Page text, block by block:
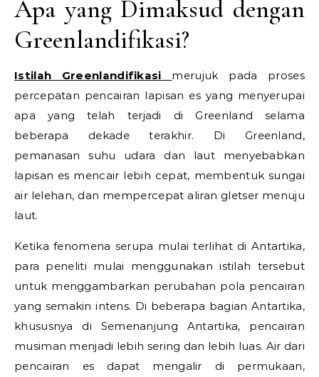
Apa yang Dimaksud dengan
Greenlandifikasi?
Istilah Greenlandifikasi
merujuk pada proses
percepatan pencairan lapisan es yang menyerupai
apa yang telah terjadi di Greenland selama
beberapa dekade terakhir. Di Greenland,
pemanasan suhu udara dan laut menyebabkan
lapisan es mencair lebih cepat, membentuk sungai
air lelehan, dan mempercepat aliran gletser menuju
laut.
Ketika fenomena serupa mulai terlihat di Antartika,
para peneliti mulai menggunakan istilah tersebut
untuk menggambarkan perubahan pola pencairan
yang semakin intens. Di beberapa bagian Antartika,
khususnya di Semenanjung Antartika, pencairan
musiman menjadi lebih sering dan lebih luas. Air dari
pencairan es dapat mengalir di permukaan,